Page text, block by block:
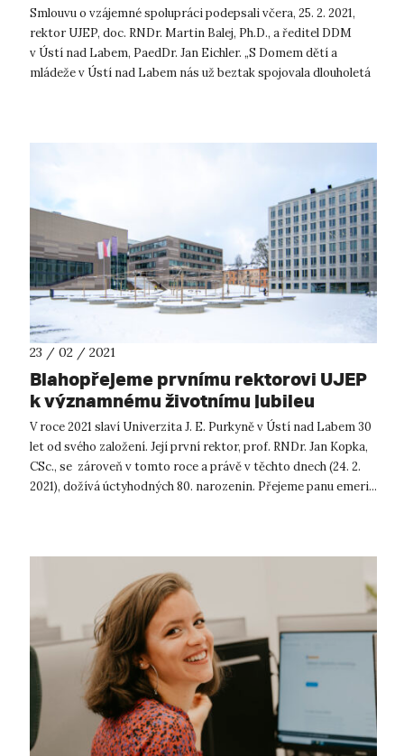
Smlouvu o vzájemné spolupráci podepsali včera, 25. 2. 2021,
rektor UJEP, doc. RNDr. Martin Balej, Ph.D., a ředitel DDM
v Ústí nad Labem, PaedDr. Jan Eichler. „S Domem dětí a
mládeže v Ústí nad Labem nás už beztak spojovala dlouholetá
23 / 02 / 2021
Blahopřejeme prvnímu rektorovi UJEP
k významnému životnímu jubileu
V roce 2021 slaví Univerzita J. E. Purkyně v Ústí nad Labem 30
let od svého založení. Její první rektor, prof. RNDr. Jan Kopka,
CSc., se zároveň v tomto roce a právě v těchto dnech (24. 2.
2021), dožívá úctyhodných 80. narozenin. Přejeme panu emeri...